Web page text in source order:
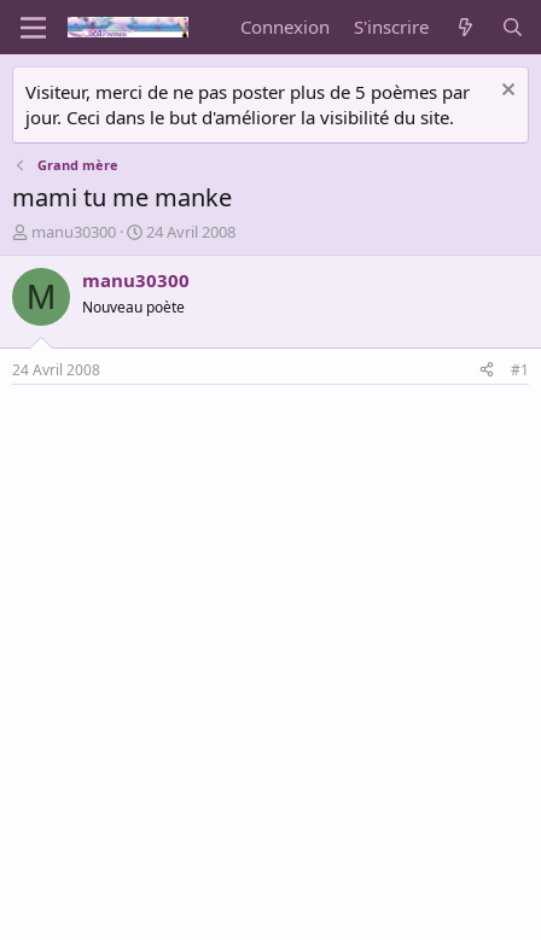
Connexion S'inscrire
Visiteur, merci de ne pas poster plus de 5 poèmes par
jour. Ceci dans le but d'améliorer la visibilité du site.
Grand mère
mami tu me manke
A
u
t
e
r
d
e
manu30300
D
a
t
d
é
24 Avril 2008
M manu30300
Nouveau poète
24 Avril 2008 #1